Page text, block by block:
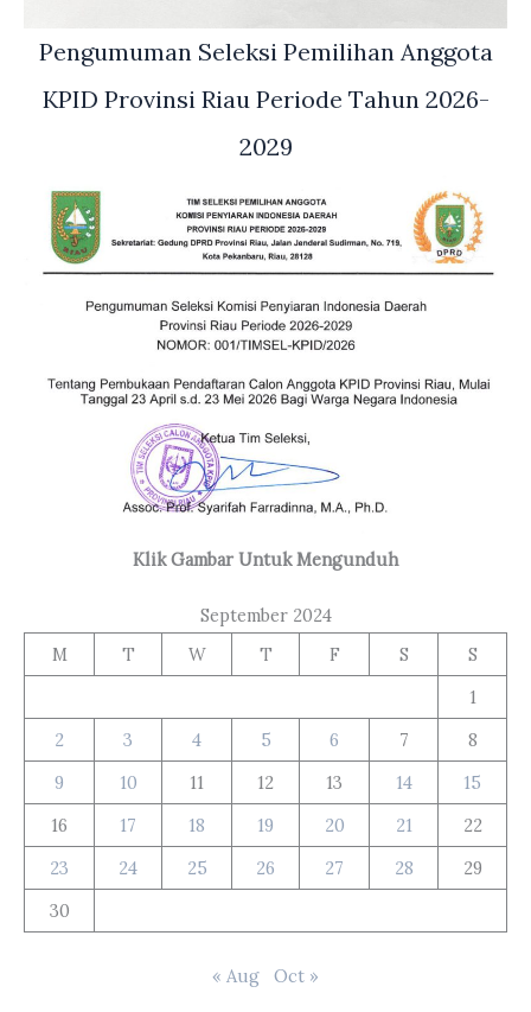
Pengumuman Seleksi Pemilihan Anggota
KPID Provinsi Riau Periode Tahun 2026-
2029
Klik Gambar Untuk Mengunduh
September 2024
M
T W T F S
S
1
2
3 4 5 6 7
8
9
10 11 12 13 14
15
16
17 18 19 20 21
22
23
24 25 26 27 28
29
30
« Aug Oct »